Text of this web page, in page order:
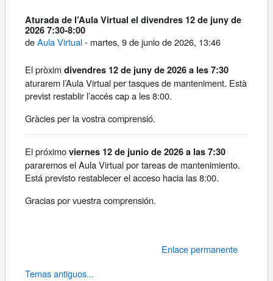
Aturada de l’Aula Virtual el divendres 12 de juny de
2026 7:30-8:00
deAula Virtual- martes, 9 de junio de 2026, 13:46
El pròximdivendres 12 de juny de 2026 a les 7:30
aturarem l’Aula Virtual per tasques de manteniment. Està
previst restablir l’accés cap a les 8:00.
Gràcies per la vostra comprensió.
El próximoviernes 12 de junio de 2026 a las 7:30
pararemos el Aula Virtual por tareas de mantenimiento.
Está previsto restablecer el acceso hacia las 8:00.
Gracias por vuestra comprensión.
Enlace permanente
Temas antiguos...